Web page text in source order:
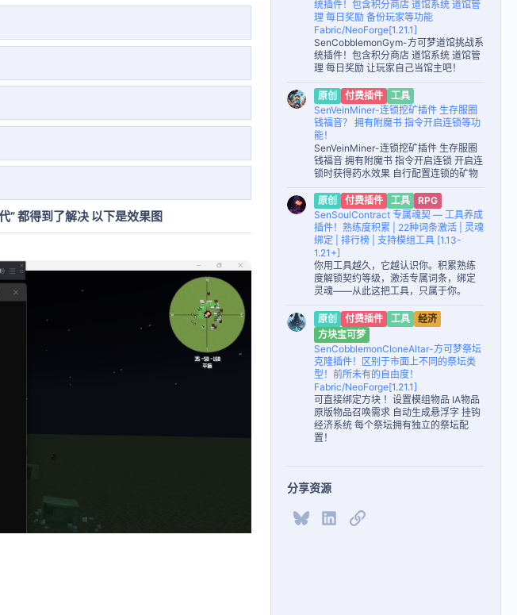
” 都得到了解决 以下是效果图
统插件！包含积分商店 道馆系统 道馆管
理 每日奖励 备份玩家等功能
Fabric/NeoForge[1.21.1]
SenCobblemonGym-方可梦道馆挑战系
统插件！包含积分商店 道馆系统 道馆管
理 每日奖励 让玩家自己当馆主吧！
原创 付费插件
工具
SenVeinMiner-连锁挖矿插件 生存服圈
钱福音？ 拥有附魔书 指令开启连锁等功
能！
SenVeinMiner-连锁挖矿插件 生存服圈
钱福音 拥有附魔书 指令开启连锁 开启连
锁时获得药水效果 自行配置连锁的矿物
原创 付费插件 工具
RPG
SenSoulContract 专属魂契 — 工具养成
插件！熟练度积累 | 22种词条激活 | 灵魂
绑定 | 排行榜 | 支持模组工具 [1.13-
1.21+]
你用工具越久，它越认识你。积累熟练
度解锁契约等级，激活专属词条，绑定
灵魂——从此这把工具，只属于你。
原创 付费插件 工具
经济
方块宝可梦
SenCobblemonCloneAltar-方可梦祭坛
克隆插件！区别于市面上不同的祭坛类
型！前所未有的自由度！
Fabric/NeoForge[1.21.1]
可直接绑定方块 ！设置模组物品 IA物品
原版物品召唤需求 自动生成悬浮字 挂钩
经济系统 每个祭坛拥有独立的祭坛配
置！
分享资源
Bluesky LinkedIn链接